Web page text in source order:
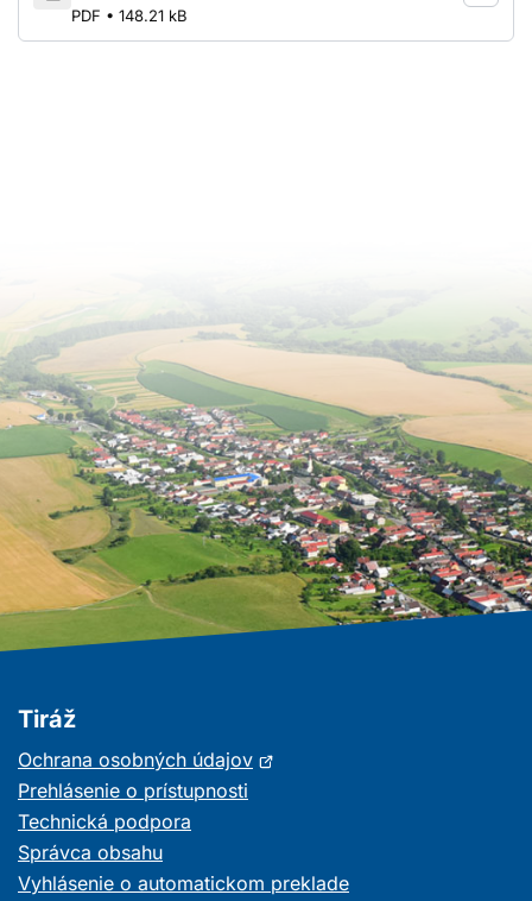
PDF • 148.21 kB
Tiráž
Ochrana osobných údajovOtvorí
okne
Prehlásenie o prístupnosti
Technická podpora
Správca obsahu
Vyhlásenie o automatickom preklade